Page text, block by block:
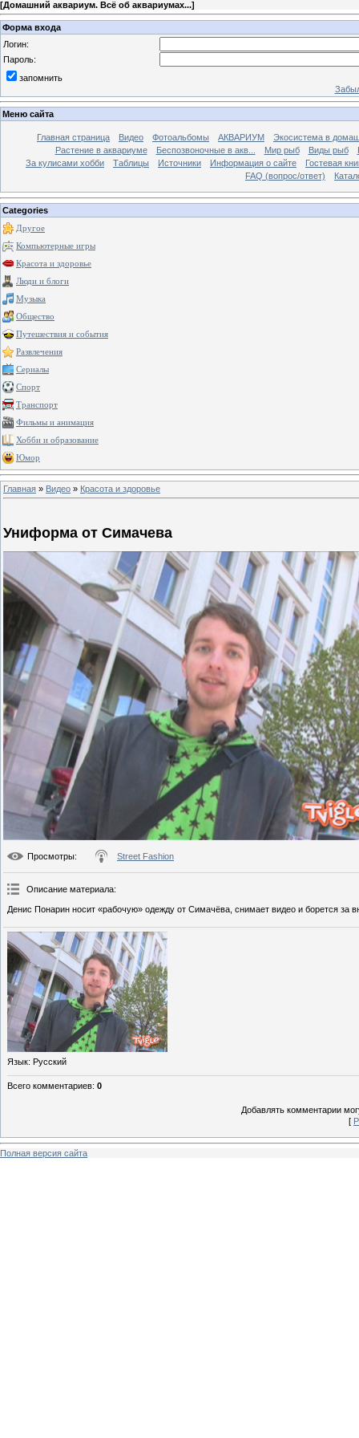
[Домашний аквариум. Всё об аквариумах...]
Форма входа
Логин:
Пароль:
запомнить
Меню сайта
Главная страница Видео Фотоальбомы АКВАРИУМ
Экосистема в
Растение в аквариуме
Беспозвоночные в акв... Мир рыб Виды рыб
За кулисами хобби
Таблицы Источники Информация о сайте
Гостевая
FAQ (вопрос/ответ)
Categories
Другое
Компьютерные игры
Красота и здоровье
Люди и блоги
Музыка
Общество
Путешествия и события
Развлечения
Сериалы
Спорт
Транспорт
Фильмы и анимация
Хобби и образование
Юмор
Главная » Видео » Красота и здоровье
Униформа от Симачева
Просмотры: Street Fashion
Описание материала:
Денис Понарин носит «рабочую» одежду от Симачёва, снимает видео и борется за
Язык: Русский
Всего комментариев: 0
Добавлять комментарии
[
Полная версия сайта